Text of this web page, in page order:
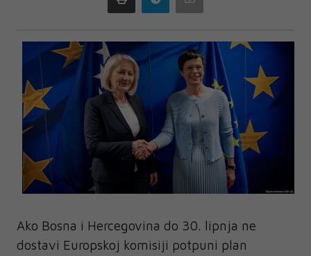
Ako Bosna i Hercegovina do 30. lipnja ne
dostavi Europskoj komisiji potpuni plan